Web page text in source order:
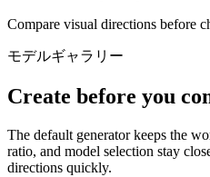
Compare visual directions before
モデルギャラリー
Create before you
The default generator keeps the
ratio, and model selection stay
directions quickly.